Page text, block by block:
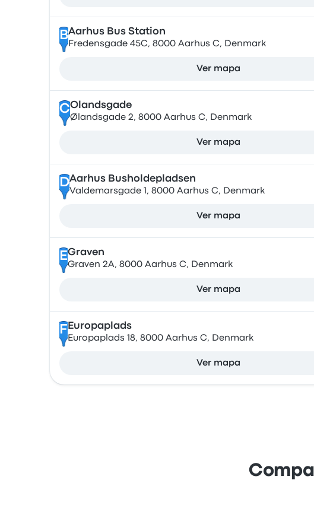
BAarhus Bus Station
Fredensgade 45C, 8000 Aarhus C, Denmark
Ver mapa
COlandsgade
Ølandsgade 2, 8000 Aarhus C, Denmark
Ver mapa
DAarhus Busholdepladsen
Valdemarsgade 1, 8000 Aarhus C, Denmark
Ver mapa
EGraven
Graven 2A, 8000 Aarhus C, Denmark
Ver mapa
F Europaplads
Europaplads 18, 8000 Aarhus C, Denmark
Ver mapa